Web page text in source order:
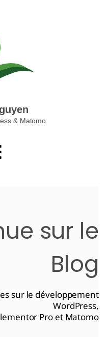
& Matomo
sur le
Blog
sur le développement
WordPress,
Pro et Matomo